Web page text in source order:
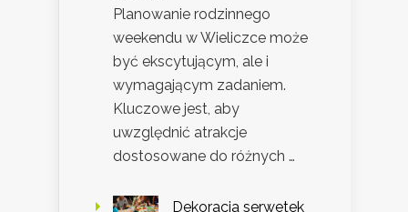
Planowanie rodzinnego
weekendu w Wieliczce może
być ekscytującym, ale i
wymagającym zadaniem.
Kluczowe jest, aby
uwzględnić atrakcje
dostosowane do różnych …
Dekoracja serwetek